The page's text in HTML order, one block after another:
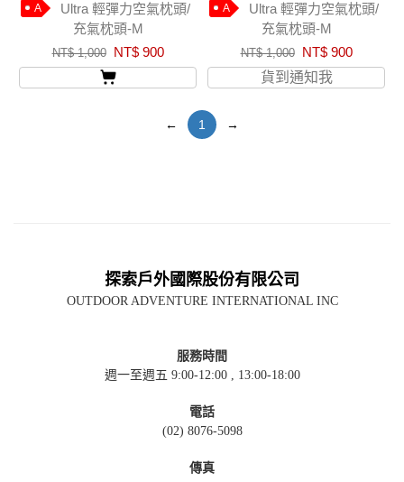
A
Ultra 輕彈力空氣枕頭/
充氣枕頭-M
NT$ 1,000 NT$ 900
A
Ultra 輕彈力空氣枕頭/
充氣枕頭-M
NT$ 1,000
NT$ 900
貨到通知我
← 1 →
探索戶外國際股份有限公司
OUTDOOR ADVENTURE INTERNATIONAL INC
服務時間
週一至週五 9:00-12:00 , 13:00-18:00
電話
(02) 8076-5098
傳真